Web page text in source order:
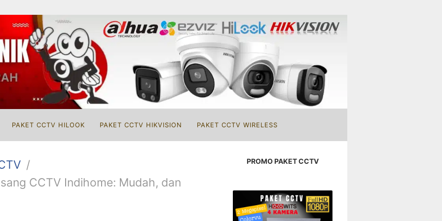
PAKET CCTV HILOOK PAKET CCTV HIKVISION PAKET CCTV WIRELESS
CCTV Indihome: Mudah, dan
PROMO PAKET CCTV